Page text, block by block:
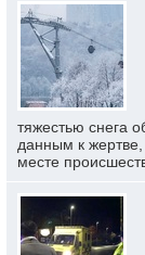
тяжестью снега
данным к
месте